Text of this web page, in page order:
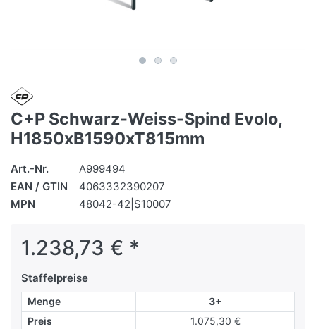
C+P Schwarz-Weiss-Spind Evolo,
H1850xB1590xT815mm
Art.-Nr.
A999494
EAN / GTIN
4063332390207
MPN
48042-42|S10007
1.238,73 € *
Staffelpreise
Menge
3+
Preis
1.075,30 €